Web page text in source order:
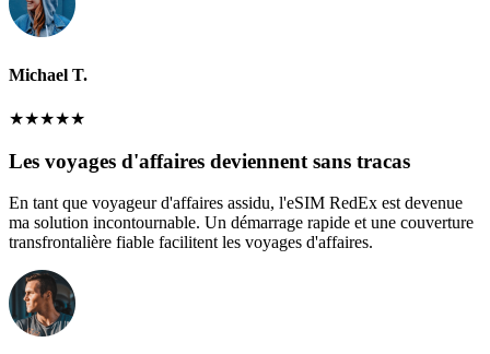
Michael T.
★★★★★
Les voyages d'affaires deviennent sans tracas
En tant que voyageur d'affaires assidu, l'eSIM RedEx est devenue
ma solution incontournable. Un démarrage rapide et une couverture
transfrontalière fiable facilitent les voyages d'affaires.